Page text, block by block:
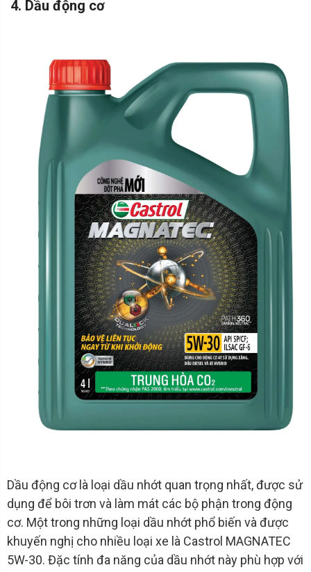
4. Dầu động cơ
Dầu động cơ là loại dầu nhớt quan trọng nhất, được sử
dụng để bôi trơn và làm mát các bộ phận trong động
cơ. Một trong những loại dầu nhớt phổ biến và được
khuyến nghị cho nhiều loại xe là Castrol MAGNATEC
5W-30. Đặc tính đa năng của dầu nhớt này phù hợp với